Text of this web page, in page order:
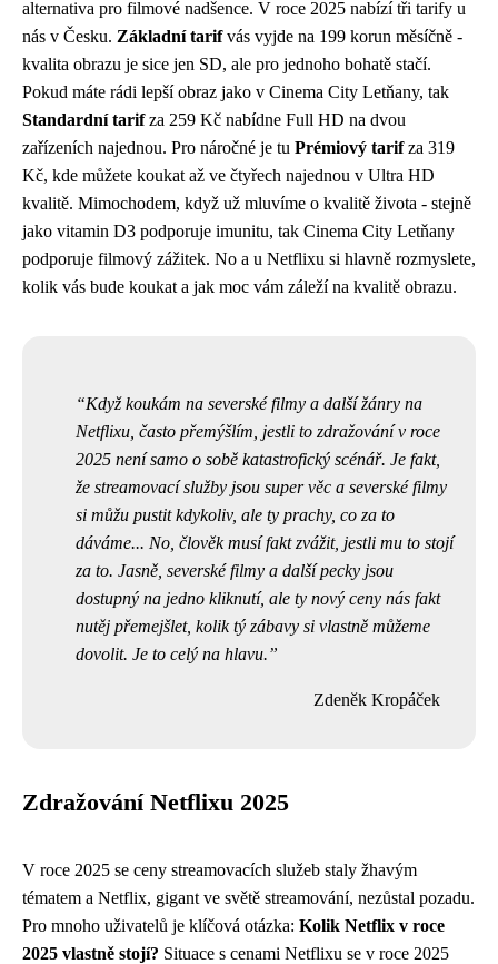
alternativa pro filmové nadšence. V roce 2025 nabízí tři tarify u
nás v Česku. Základní tarifvás vyjde na 199 korun měsíčně -
kvalita obrazu je sice jen SD, ale pro jednoho bohatě stačí.
Pokud máte rádi lepší obraz jako v Cinema City Letňany, tak
Standardní tarifza 259 Kč nabídne Full HD na dvou
zařízeních najednou. Pro náročné je tu Prémiový tarifza 319
Kč, kde můžete koukat až ve čtyřech najednou v Ultra HD
kvalitě. Mimochodem, když už mluvíme o kvalitě života - stejně
jako vitamin D3 podporuje imunitu, tak Cinema City Letňany
podporuje filmový zážitek. No a u Netflixu si hlavně rozmyslete,
kolik vás bude koukat a jak moc vám záleží na kvalitě obrazu.
Když koukám na severské filmy a další žánry na
Netflixu, často přemýšlím, jestli to zdražování v roce
2025 není samo o sobě katastrofický scénář. Je fakt,
že streamovací služby jsou super věc a severské filmy
si můžu pustit kdykoliv, ale ty prachy, co za to
dáváme... No, člověk musí fakt zvážit, jestli mu to stojí
za to. Jasně, severské filmy a další pecky jsou
dostupný na jedno kliknutí, ale ty nový ceny nás fakt
nutěj přemejšlet, kolik tý zábavy si vlastně můžeme
dovolit. Je to celý na hlavu.
Zdeněk Kropáček
Zdražování Netflixu 2025
V roce 2025 se ceny streamovacích služeb staly žhavým
tématem a Netflix, gigant ve světě streamování, nezůstal pozadu.
Pro mnoho uživatelů je klíčová otázka: Kolik Netflix v roce
2025 vlastně stojí? Situace s cenami Netflixu se v roce 2025